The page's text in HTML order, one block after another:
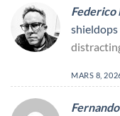
shieldops
MARS 8,